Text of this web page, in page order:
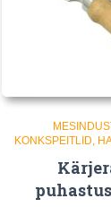
KONKSPEITLID,